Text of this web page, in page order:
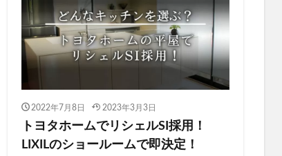
2022年7月8日 2023年3月3日
トヨタホームでリシェルSI採用！
LIXILのショールームで即決定！